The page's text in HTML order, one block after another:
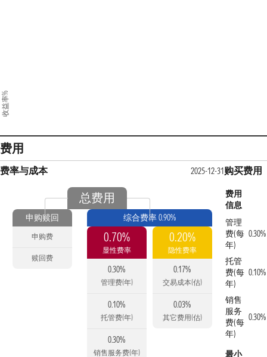
收益率%
费用
费率与成本 2025-12-31
总费用
申购赎回
申购费
赎回费
综合费率 0.90%
0.70%
显性费率
0.30%
管理费(年)
0.10%
托管费(年)
0.30%
销售服务费(年)
0.20%
隐性费率
0.17%
交易成本(估)
0.03%
其它费用(估)
购买费用
费用
信息
管理
费(每
年)
0.30%
托管
费(每
年)
0.10%
销售
服务
费(每
年)
0.30%
最小